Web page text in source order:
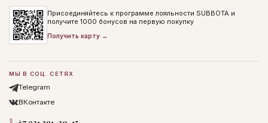
Присоединяйтесь к программе лояльности SUBBOTA и
получите 1000 бонусов на первую покупку
Получить карту →
МЫ В СОЦ. СЕТЯХ
Telegram
ВКонтакте